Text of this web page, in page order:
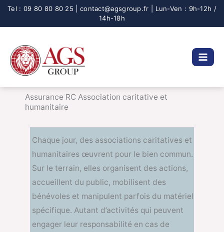
Aller
Assurance RC Association caritative et
humanitaire
Chaque jour, des associations caritatives et
humanitaires œuvrent pour le bien commun.
Sur le terrain, elles organisent des actions,
accueillent du public, mobilisent des
bénévoles et manipulent parfois du matériel
spécifique. Autant d’activités qui peuvent
engager leur responsabilité en cas de